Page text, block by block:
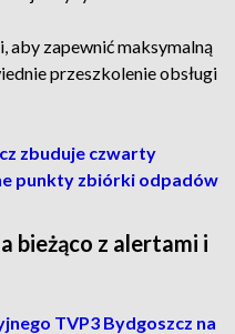
aby zapewnić maksymalną
przeszkolenie obsługi
zbuduje czwarty
punkty zbiórki odpadów
bieżąco z alertami i
TVP3 Bydgoszcz na